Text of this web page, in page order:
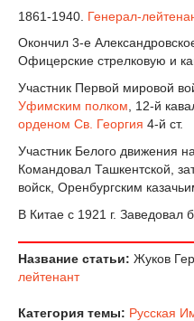
1861-1940. Генерал-
Окончил 3-е
Офицерские стрелковую и
Участник Первой мировой
Уфимским полком , 12-й
орденом Св. Георгия 4-й ст.
Участник Белого движения
Командовал Ташкентской,
войск, Оренбургским
В Китае с 1921 г. Заведовал
Название статьи: Жуков
лейтенант
Категория темы: Русская